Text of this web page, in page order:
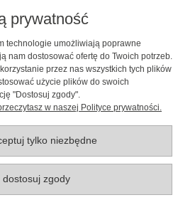
Moje konto
Informacje
O nas
| NIP: 5251057141 | ul. Strzelecka 54/56, 64-
| telefon: 600 189 631, e-mail:
sklep@canilove.pl
E-Commerce Łukasz Wiśniewski2021 |
Shoper
prywatność
technologie umożliwiają poprawne
nam dostosować ofertę do Twoich potrzeb.
przez nas wszystkich tych plików
użycie plików do swoich
"Dostosuj zgody".
w naszej Polityce prywatności.
tylko niezbędne
dostosuj zgody